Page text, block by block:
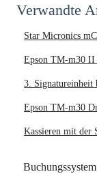
Verwandte
Star Micronics
Epson TM-m30 II
3. Signatureinheit
Epson TM-m30
Kassieren mit der
Buchungssystem